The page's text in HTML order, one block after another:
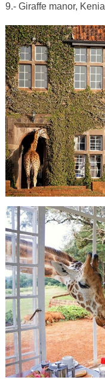
9.- Giraffe manor, Kenia